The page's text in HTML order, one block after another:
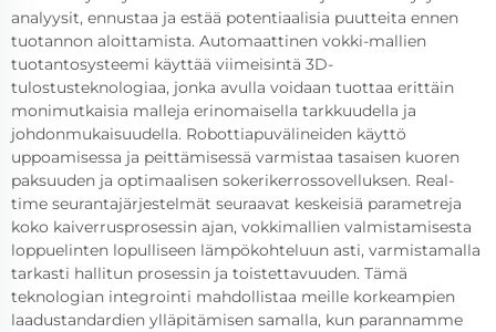
analyysit, ennustaa ja estää potentiaalisia puutteita ennen
tuotannon aloittamista. Automaattinen vokki-mallien
tuotantosysteemi käyttää viimeisintä 3D-
tulostusteknologiaa, jonka avulla voidaan tuottaa erittäin
monimutkaisia malleja erinomaisella tarkkuudella ja
johdonmukaisuudella. Robottiapuvälineiden käyttö
uppoamisessa ja peittämisessä varmistaa tasaisen kuoren
paksuuden ja optimaalisen sokerikerrossovelluksen. Real-
time seurantajärjestelmät seuraavat keskeisiä parametreja
koko kaiverrusprosessin ajan, vokkimallien valmistamisesta
loppuelinten lopulliseen lämpökohteluun asti, varmistamalla
tarkasti hallitun prosessin ja toistettavuuden. Tämä
teknologian integrointi mahdollistaa meille korkeampien
laadustandardien ylläpitämisen samalla, kun parannamme